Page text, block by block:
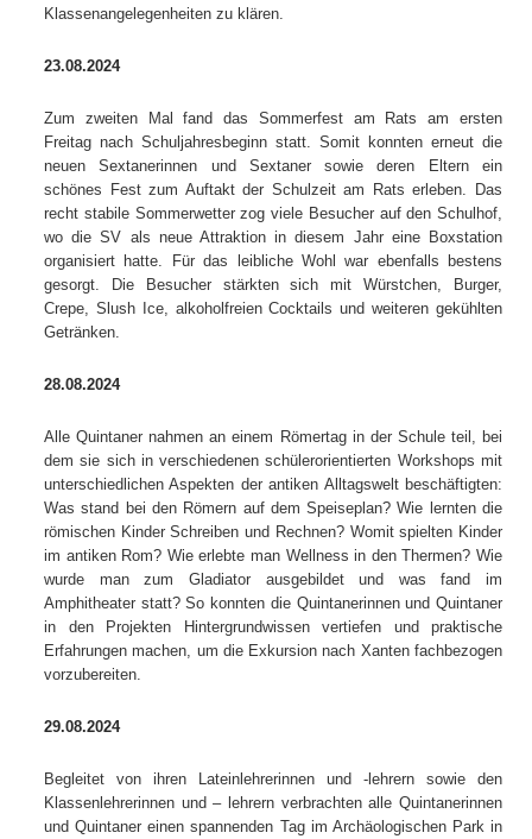
Klassenangelegenheiten zu klären.
23.08.2024
Zum zweiten Mal fand das Sommerfest am Rats am ersten
Freitag nach Schuljahresbeginn statt. Somit konnten erneut die
neuen Sextanerinnen und Sextaner sowie deren Eltern ein
schönes Fest zum Auftakt der Schulzeit am Rats erleben. Das
recht stabile Sommerwetter zog viele Besucher auf den Schulhof,
wo die SV als neue Attraktion in diesem Jahr eine Boxstation
organisiert hatte. Für das leibliche Wohl war ebenfalls bestens
gesorgt. Die Besucher stärkten sich mit Würstchen, Burger,
Crepe, Slush Ice, alkoholfreien Cocktails und weiteren gekühlten
Getränken.
28.08.2024
Alle Quintaner nahmen an einem Römertag in der Schule teil, bei
dem sie sich in verschiedenen schülerorientierten Workshops mit
unterschiedlichen Aspekten der antiken Alltagswelt beschäftigten:
Was stand bei den Römern auf dem Speiseplan? Wie lernten die
römischen Kinder Schreiben und Rechnen? Womit spielten Kinder
im antiken Rom? Wie erlebte man Wellness in den Thermen? Wie
wurde man zum Gladiator ausgebildet und was fand im
Amphitheater statt? So konnten die Quintanerinnen und Quintaner
in den Projekten Hintergrundwissen vertiefen und praktische
Erfahrungen machen, um die Exkursion nach Xanten fachbezogen
vorzubereiten.
29.08.2024
Begleitet von ihren Lateinlehrerinnen und -lehrern sowie den
Klassenlehrerinnen und – lehrern verbrachten alle Quintanerinnen
und Quintaner einen spannenden Tag im Archäologischen Park in